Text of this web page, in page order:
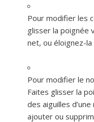
Pour modifier les
glisser la poignée
net, ou éloignez-la
Pour modifier le
Faites glisser la
des aiguilles
ajouter ou